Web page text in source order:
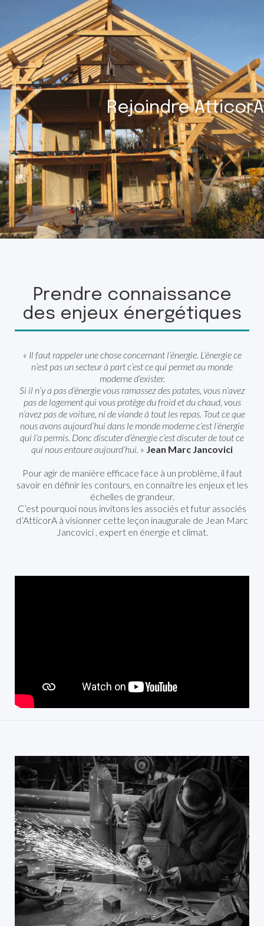
Rejoindre AtticorA
Prendre connaissance
des enjeux énergétiques
« Il faut rappeler une chose concernant l’énergie. L’énergie ce
n’est pas un secteur à part c’est ce qui permet au monde
moderne d’exister.
Si il n’y a pas d’énergie vous ramassez des patates, vous n’avez
pas de logement qui vous protège du froid et du chaud, vous
n’avez pas de voiture, ni de viande à tout les repas. Tout ce que
nous avons aujourd’hui dans le monde moderne c’est l’énergie
qui l’a permis. Donc discuter d’énergie c’est discuter de tout ce
qui nous entoure aujourd’hui. » Jean Marc Jancovici
Pour agir de manière efficace face à un problème, il faut
savoir en définir les contours, en connaitre les enjeux et les
échelles de grandeur.
C’est pourquoi nous invitons les associés et futur associés
d’AtticorA à visionner cette leçon inaugurale de Jean Marc
Jancovici , expert en énergie et climat.